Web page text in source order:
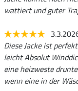
wattiert und guter
Diese Jacke ist
leicht Absolut
eine heizweste
wenn eine in der